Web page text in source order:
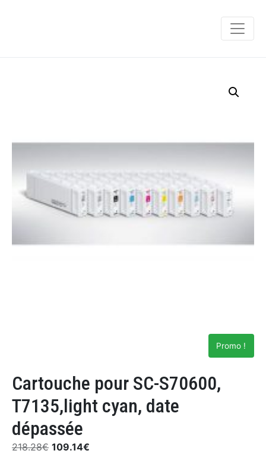
Promo !
Cartouche pour SC-S70600,
T7135,light cyan, date
dépassée
218.28€ 109.14€